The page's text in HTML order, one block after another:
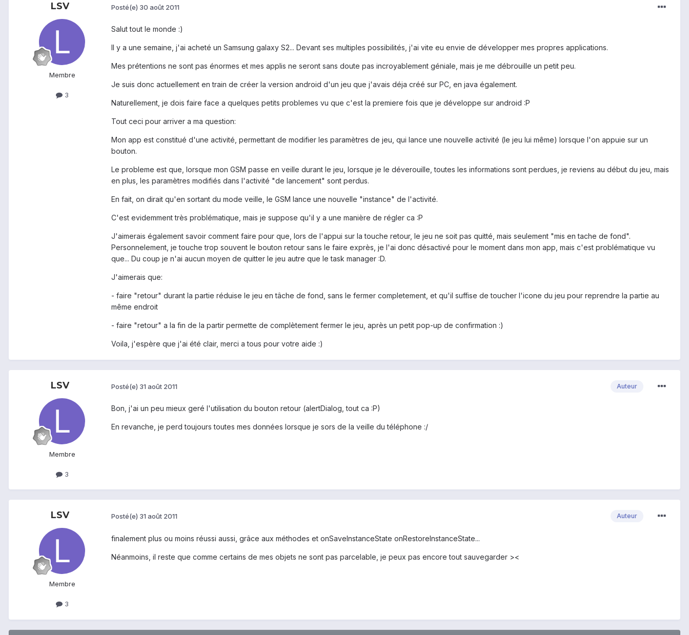
LSV
Membre
3
Posté(e) 30 août 2011
Salut tout le monde :)
Il y a une semaine, j'ai acheté un Samsung galaxy S2... Devant ses multiples possibilités, j'ai vite eu envie de développer mes propres applications.
Mes prétentions ne sont pas énormes et mes applis ne seront sans doute pas incroyablement géniale, mais je me débrouille un petit peu.
Je suis donc actuellement en train de créer la version android d'un jeu que j'avais déja créé sur PC, en java également.
Naturellement, je dois faire face a quelques petits problemes vu que c'est la premiere fois que je développe sur android :P
Tout ceci pour arriver a ma question:
Mon app est constitué d'une activité, permettant de modifier les paramètres de jeu, qui lance une nouvelle activité (le jeu lui même) lorsque l'on appuie sur un
bouton.
Le probleme est que, lorsque mon GSM passe en veille durant le jeu, lorsque je le déverouille, toutes les informations sont perdues, je reviens au début du jeu, mais
en plus, les paramètres modifiés dans l'activité "de lancement" sont perdus.
En fait, on dirait qu'en sortant du mode veille, le GSM lance une nouvelle "instance" de l'activité.
C'est evidemment très problématique, mais je suppose qu'il y a une manière de régler ca :P
J'aimerais également savoir comment faire pour que, lors de l'appui sur la touche retour, le jeu ne soit pas quitté, mais seulement "mis en tache de fond".
Personnelement, je touche trop souvent le bouton retour sans le faire exprès, je l'ai donc désactivé pour le moment dans mon app, mais c'est problématique vu
que... Du coup je n'ai aucun moyen de quitter le jeu autre que le task manager :D.
J'aimerais que:
- faire "retour" durant la partie réduise le jeu en tâche de fond, sans le fermer completement, et qu'il suffise de toucher l'icone du jeu pour reprendre la partie au
même endroit
- faire "retour" a la fin de la partir permette de complètement fermer le jeu, après un petit pop-up de confirmation :)
Voila, j'espère que j'ai été clair, merci a tous pour votre aide :)
LSV
Membre
3
Auteur
Posté(e) 31 août 2011
Bon, j'ai un peu mieux geré l'utilisation du bouton retour (alertDialog, tout ca :P)
En revanche, je perd toujours toutes mes données lorsque je sors de la veille du téléphone :/
LSV
Membre
3
Auteur
Posté(e) 31 août 2011
finalement plus ou moins réussi aussi, grâce aux méthodes et onSaveInstanceState onRestoreInstanceState...
Néanmoins, il reste que comme certains de mes objets ne sont pas parcelable, je peux pas encore tout sauvegarder ><